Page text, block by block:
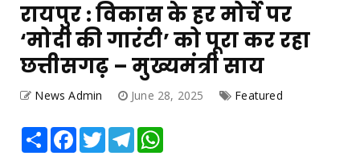
रायपुर : विकास के हर मोर्चे पर
‘मोदी की गारंटी’ को पूरा कर रहा
छत्तीसगढ़ – मुख्यमंत्री साय
News Admin June 28, 2025 Featured
Share Facebook
TwitterTelegram